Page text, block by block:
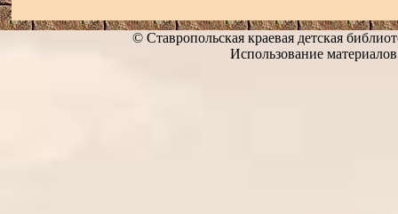
© Ставропольская краевая детская
Использование